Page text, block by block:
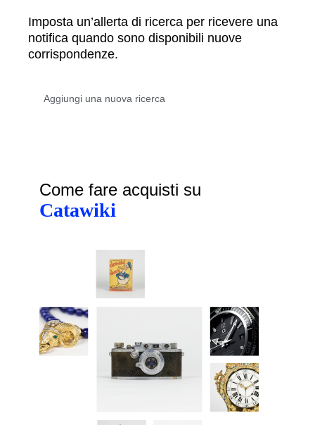
Imposta un’allerta di ricerca per ricevere una
notifica quando sono disponibili nuove
corrispondenze.
Come fare acquisti su
Catawiki